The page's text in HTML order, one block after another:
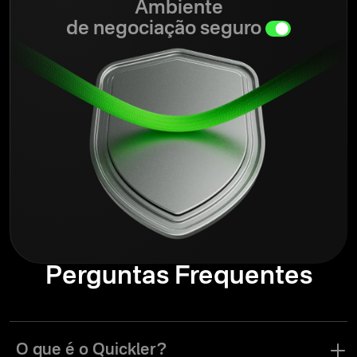
Ambiente
de negociação seguro
Perguntas Frequentes
O que é o Quickler?